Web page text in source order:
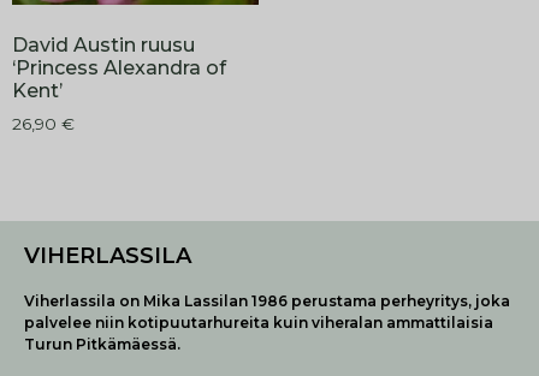
David Austin ruusu
‘Princess Alexandra of
Kent’
26,90 €
VIHERLASSILA
Viherlassila on Mika Lassilan 1986 perustama perheyritys, joka
palvelee niin kotipuutarhureita kuin viheralan ammattilaisia
Turun Pitkämäessä.